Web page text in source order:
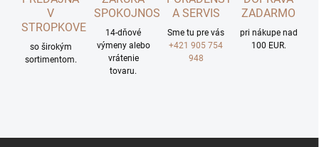
V
STROPKOVE
so širokým
sortimentom.
SPOKOJNOSTI
14-dňové
výmeny alebo
vrátenie
tovaru.
A SERVIS
Sme tu pre vás
+421 905 754
948
ZADARMO
pri nákupe nad
100 EUR.